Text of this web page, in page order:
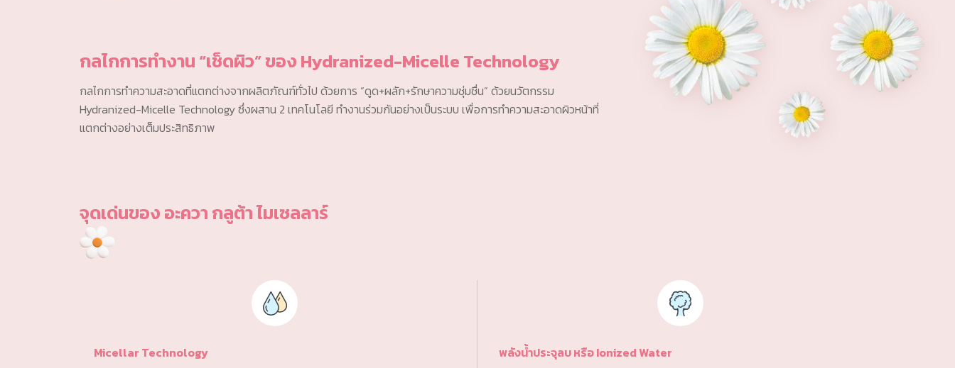
กลไกการทำงาน “เช็ดผิว” ของ Hydranized-Micelle Technology
กลไกการทำความสะอาดที่แตกต่างจากผลิตภัณฑ์ทั่วไป ด้วยการ “ดูด+ผลัก+รักษาความชุ่มชื่น” ด้วยนวัตกรรม
Hydranized-Micelle Technology ซึ่งผสาน 2 เทคโนโลยี ทำงานร่วมกันอย่างเป็นระบบ เพื่อการทำความสะอาดผิวหน้าที่
แตกต่างอย่างเต็มประสิทธิภาพ
จุดเด่นของ อะควา กลูต้า ไมเซลลาร์
Micellar Technology
พลังน้ำประจุลบ หรือ Ionized Water